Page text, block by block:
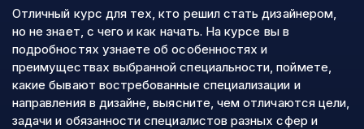
Отличный курс для тех, кто решил стать дизайнером,
но не знает, с чего и как начать. На курсе вы в
подробностях узнаете об особенностях и
преимуществах выбранной специальности, поймете,
какие бывают востребованные специализации и
направления в дизайне, выясните, чем отличаются цели,
задачи и обязанности специалистов разных сфер и